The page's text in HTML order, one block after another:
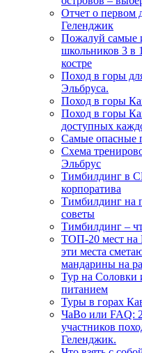
Отчет о первом
Геленджик
Пожалуй самые
школьников 3 в
костре
Поход в горы
Эльбруса.
Поход в горы
Поход в горы
доступных
Самые опасные
Схема
Эльбрус
Тимбилдинг в
корпоратива
Тимбилдинг на
советы
Тимбилдинг –
ТОП-20 мест на
эти места
мандарины на
Тур на Соловки
питанием
Туры в горах
ЧаВо или FAQ:
участников
Геленджик.